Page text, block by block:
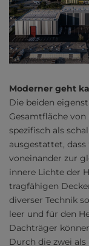
Moderner geht
Die beiden
Gesamtfläche
spezifisch als
ausgestattet,
voneinander zur
innere Lichte der
tragfähigen
diverser Technik
leer und für den
Dachträger
Durch die zwei